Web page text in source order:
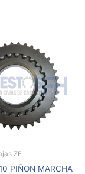
ZF
PIÑON MARCHA